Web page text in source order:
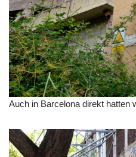
Auch in Barcelona direkt hatten